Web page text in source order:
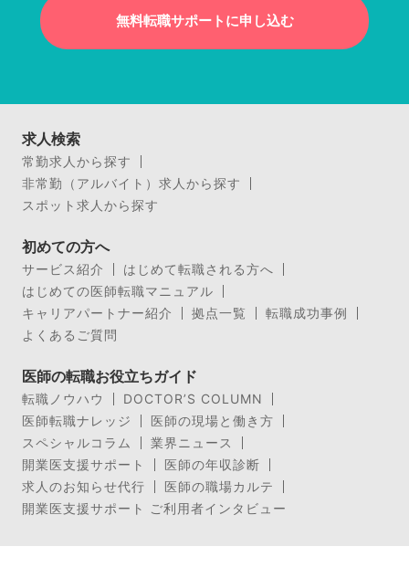
無料転職サポートに申し込む
求人検索
常勤求人から探す
非常勤（アルバイト）求人から探す
スポット求人から探す
初めての方へ
サービス紹介
はじめて転職される方へ
はじめての医師転職マニュアル
キャリアパートナー紹介
拠点一覧
転職成功事例
よくあるご質問
医師の転職お役立ちガイド
転職ノウハウ
DOCTOR’S COLUMN
医師転職ナレッジ
医師の現場と働き方
スペシャルコラム
業界ニュース
開業医支援サポート
医師の年収診断
求人のお知らせ代行
医師の職場カルテ
開業医支援サポート ご利用者インタビュー